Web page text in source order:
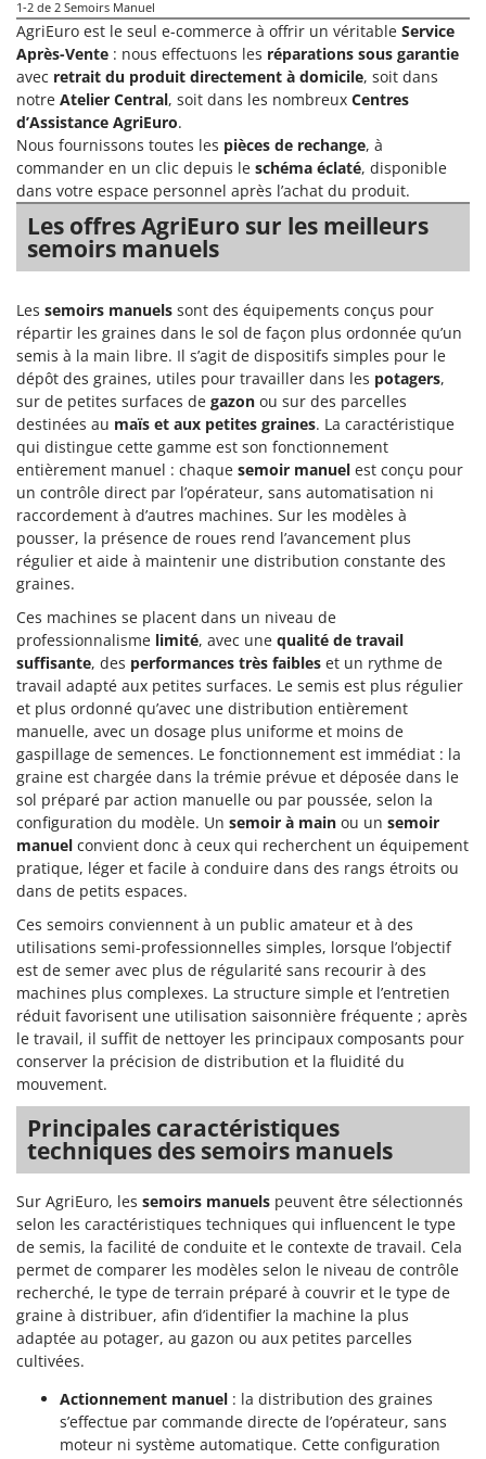
Désherbeurs thermiques et mécaniques
Déshumidificateurs
Draineuses
E
Échelles en aluminium
Effaroucheurs d'oiseaux
Effeuilleuses pour olives
Égreneuses à maïs
Électropompes pour la maison et le jardin
Éleveuses artificielles pour poussins
Enfouisseurs de pierres
Enrouleurs de filets pour olives
Épareuses pour tracteur
Épépineuses
Équipements de protection des voies respiratoires
F
Fendeuses à bois
Filets pour la Récolte des olives
Filtres pour vin et huile
Floconneuses
Fouloirs - Égrappoirs
Fourches pour tracteur
Fours d'extérieur - intérieur pour pizza et cuisine
Fours électriques
Fraises à neige
Fraises rotatives pour tracteur
Friteuses sans huile
G
Générateurs d'air chaud
Godets à terre basculants pour tracteur
Groupes électrogènes
Gyrobroyeurs à lame pour tracteur
H
Haches - Cognées et Hachettes
Hachoirs à viande
Herses à Dents
Herses Rotatives
L
Lames à neige
Lames niveleuses pour tracteur
Lave-vitres
Lieuses électriques pour vignes
Machines à pâtes
Bosch
Brumi
BullMach
C
C.EL.ME.
Calory Forni
Campagnola
Campingaz
Castelgarden
Castellari
Ceccato Olindo
Char-Broil
Classe
Clementi
Cofra
Comet
Cresco
Cruccolini
D
Dal Degan
DCG
Deca
DeWalt
Di Martino
Diavola Pro
Diesse
Docma
Dominion
Dreame
E
EcoFlow
Edilmark
Effeuno
Einhell
Elegen
Enotecnica Pillan
Eschenfelder
EuroMech
Eurosystems
F
Fama Industrie
Famag
1-2 de 2 Semoirs Manuel
AgriEuro est le seul e-commerce à offrir un véritable Service
Après-Vente : nous effectuons les réparations sous garantie
avec retrait du produit directement à domicile, soit dans
notre Atelier Central, soit dans les nombreux Centres
d’Assistance AgriEuro.
Nous fournissons toutes les pièces de rechange, à
commander en un clic depuis le schéma éclaté, disponible
dans votre espace personnel après l’achat du produit.
Les offres AgriEuro sur les meilleurs
semoirs manuels
Les semoirs manuels sont des équipements conçus pour
répartir les graines dans le sol de façon plus ordonnée qu’un
semis à la main libre. Il s’agit de dispositifs simples pour le
dépôt des graines, utiles pour travailler dans les potagers,
sur de petites surfaces de gazon ou sur des parcelles
destinées au maïs et aux petites graines. La caractéristique
qui distingue cette gamme est son fonctionnement
entièrement manuel : chaque semoir manuel est conçu pour
un contrôle direct par l’opérateur, sans automatisation ni
raccordement à d’autres machines. Sur les modèles à
pousser, la présence de roues rend l’avancement plus
régulier et aide à maintenir une distribution constante des
graines.
Ces machines se placent dans un niveau de
professionnalisme limité, avec une qualité de travail
suffisante, des performances très faibles et un rythme de
travail adapté aux petites surfaces. Le semis est plus régulier
et plus ordonné qu’avec une distribution entièrement
manuelle, avec un dosage plus uniforme et moins de
gaspillage de semences. Le fonctionnement est immédiat : la
graine est chargée dans la trémie prévue et déposée dans le
sol préparé par action manuelle ou par poussée, selon la
configuration du modèle. Un semoir à main ou un semoir
manuel convient donc à ceux qui recherchent un équipement
pratique, léger et facile à conduire dans des rangs étroits ou
dans de petits espaces.
Ces semoirs conviennent à un public amateur et à des
utilisations semi-professionnelles simples, lorsque l’objectif
est de semer avec plus de régularité sans recourir à des
machines plus complexes. La structure simple et l’entretien
réduit favorisent une utilisation saisonnière fréquente ; après
le travail, il suffit de nettoyer les principaux composants pour
conserver la précision de distribution et la fluidité du
mouvement.
Principales caractéristiques
techniques des semoirs manuels
Sur AgriEuro, les semoirs manuels peuvent être sélectionnés
selon les caractéristiques techniques qui influencent le type
de semis, la facilité de conduite et le contexte de travail. Cela
permet de comparer les modèles selon le niveau de contrôle
recherché, le type de terrain préparé à couvrir et le type de
graine à distribuer, afin d’identifier la machine la plus
adaptée au potager, au gazon ou aux petites parcelles
cultivées.
Actionnement manuel : la distribution des graines
s’effectue par commande directe de l’opérateur, sans
moteur ni système automatique. Cette configuration